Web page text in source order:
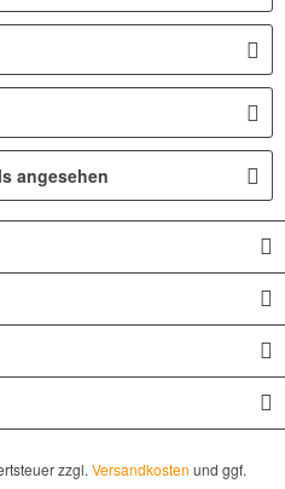
angesehen
zzgl. Versandkosten und ggf.